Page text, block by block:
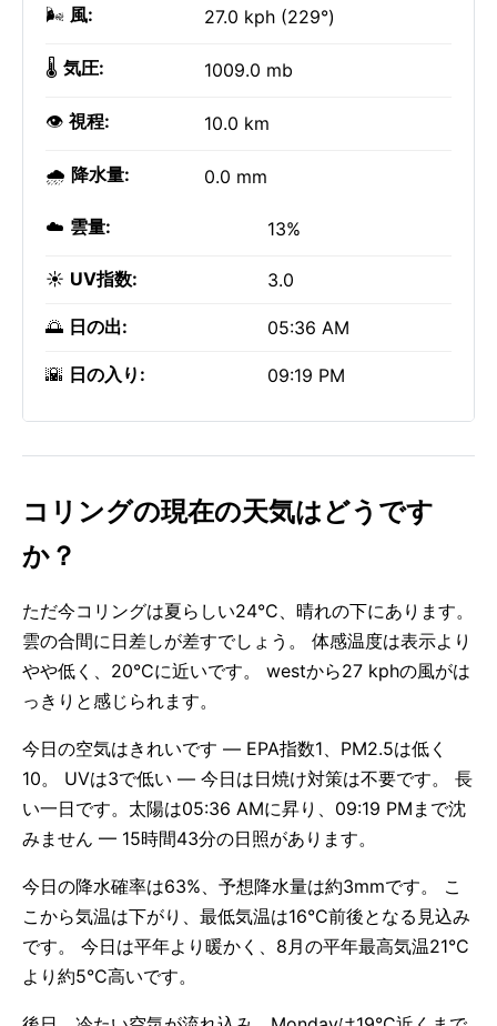
🌬️ 風: 27.0 kph (229°)
🌡️ 気圧: 1009.0 mb
👁️ 視程: 10.0 km
🌧️ 降水量: 0.0 mm
☁️ 雲量: 13%
☀️ UV指数: 3.0
🌅 日の出: 05:36 AM
🌇 日の入り: 09:19 PM
コリングの現在の天気はどうです
か？
ただ今コリングは夏らしい24°C、晴れの下にあります。
雲の合間に日差しが差すでしょう。 体感温度は表示より
やや低く、20°Cに近いです。 westから27 kphの風がは
っきりと感じられます。
今日の空気はきれいです — EPA指数1、PM2.5は低く
10。 UVは3で低い — 今日は日焼け対策は不要です。 長
い一日です。太陽は05:36 AMに昇り、09:19 PMまで沈
みません — 15時間43分の日照があります。
今日の降水確率は63%、予想降水量は約3mmです。 こ
こから気温は下がり、最低気温は16°C前後となる見込み
です。 今日は平年より暖かく、8月の平年最高気温21°C
より約5°C高いです。